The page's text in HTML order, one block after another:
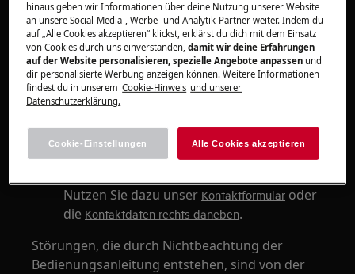
Lösung
Prüfen Sie, ob der Staubbehälter richtig
geschlossen ist.
Legen Sie den Staubbehälter erneut in den
Roboter und schließen Sie den Deckel
Helfen oben genannte Tipps nicht
weiter, wenden Sie sich an unsere
Nutzen Sie dazu unser Kontaktformular oder
die Kontaktdaten rechts daneben.
Störungen, die durch Nichtbeachtung der
Bedienungsanleitung entstehen, sind von der
hinaus geben wir Informationen über deine Nutzung unserer Website
an unsere Social-Media-, Werbe- und Analytik-Partner weiter. Indem du
auf „Alle Cookies akzeptieren“ klickst, erklärst du dich mit dem Einsatz
von Cookies durch uns einverstanden,damit wir deine Erfahrungen
auf der Website personalisieren, spezielle Angebote anpassen und
dir personalisierte Werbung anzeigen können. Weitere Informationen
findest du in unserem Cookie-Hinweis und unserer
Datenschutzerklärung.
Cookie-Einstellungen Alle Cookies akzeptieren